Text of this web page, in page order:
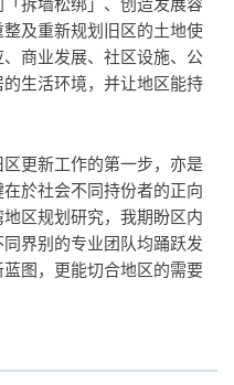
及重新规划旧区的土地使
商业发展、社区设施、公
生活环境，并让地区能持
更新工作的第一步，亦是
於社会不同持份者的正向
区规划研究，我期盼区内
界别的专业团队均踊跃发
图，更能切合地区的需要